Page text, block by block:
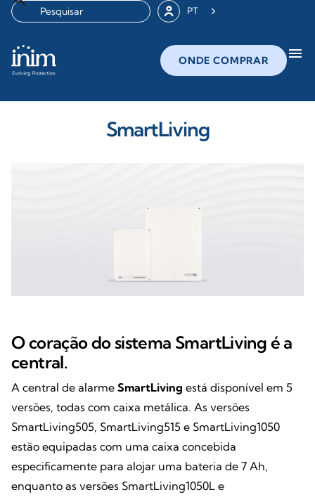
PT
ONDE COMPRAR menu
SmartLiving
O coração do sistema SmartLiving é a
central.
A central de alarme SmartLiving está disponível em 5
versões, todas com caixa metálica. As versões
SmartLiving505, SmartLiving515 e SmartLiving1050
estão equipadas com uma caixa concebida
especificamente para alojar uma bateria de 7 Ah,
enquanto as versões SmartLiving1050L e